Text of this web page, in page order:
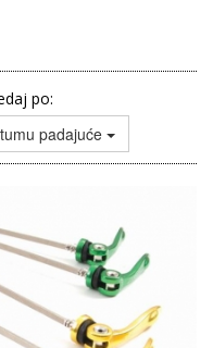
po:
padajuće